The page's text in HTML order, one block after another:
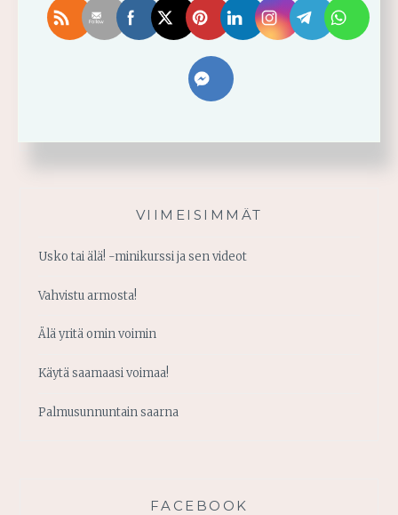
TERVETULOA BLOGIINI!
VIIMEISIMMÄT
Usko tai älä! -minikurssi ja sen videot
Vahvistu armosta!
Älä yritä omin voimin
Käytä saamaasi voimaa!
Palmusunnuntain saarna
FACEBOOK